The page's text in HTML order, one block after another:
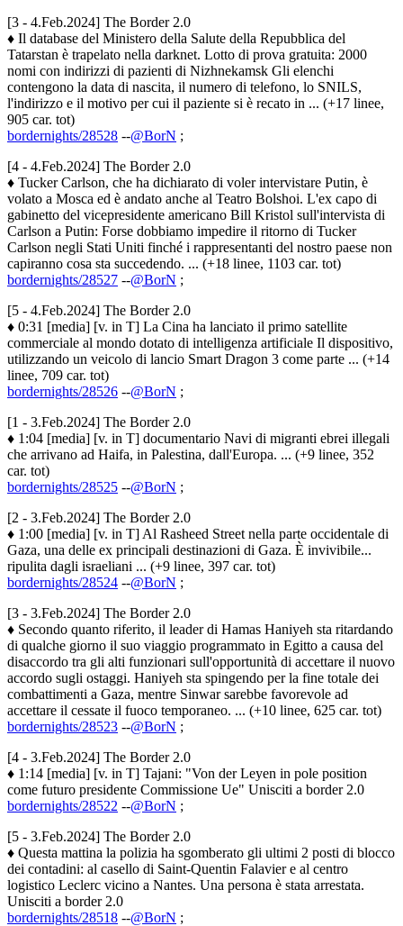
[3 - 4.Feb.2024] The Border 2.0
♦ Il database del Ministero della Salute della Repubblica del
Tatarstan è trapelato nella darknet. Lotto di prova gratuita: 2000
nomi con indirizzi di pazienti di Nizhnekamsk Gli elenchi
contengono la data di nascita, il numero di telefono, lo SNILS,
l'indirizzo e il motivo per cui il paziente si è recato in ... (+17 linee,
905 car. tot)
bordernights/28528 --@BorN ;
[4 - 4.Feb.2024] The Border 2.0
♦ Tucker Carlson, che ha dichiarato di voler intervistare Putin, è
volato a Mosca ed è andato anche al Teatro Bolshoi. L'ex capo di
gabinetto del vicepresidente americano Bill Kristol sull'intervista di
Carlson a Putin: Forse dobbiamo impedire il ritorno di Tucker
Carlson negli Stati Uniti finché i rappresentanti del nostro paese non
capiranno cosa sta succedendo. ... (+18 linee, 1103 car. tot)
bordernights/28527 --@BorN ;
[5 - 4.Feb.2024] The Border 2.0
♦ 0:31 [media] [v. in T] La Cina ha lanciato il primo satellite
commerciale al mondo dotato di intelligenza artificiale Il dispositivo,
utilizzando un veicolo di lancio Smart Dragon 3 come parte ... (+14
linee, 709 car. tot)
bordernights/28526 --@BorN ;
[1 - 3.Feb.2024] The Border 2.0
♦ 1:04 [media] [v. in T] documentario Navi di migranti ebrei illegali
che arrivano ad Haifa, in Palestina, dall'Europa. ... (+9 linee, 352
car. tot)
bordernights/28525 --@BorN ;
[2 - 3.Feb.2024] The Border 2.0
♦ 1:00 [media] [v. in T] Al Rasheed Street nella parte occidentale di
Gaza, una delle ex principali destinazioni di Gaza. È invivibile...
ripulita dagli israeliani ... (+9 linee, 397 car. tot)
bordernights/28524 --@BorN ;
[3 - 3.Feb.2024] The Border 2.0
♦ Secondo quanto riferito, il leader di Hamas Haniyeh sta ritardando
di qualche giorno il suo viaggio programmato in Egitto a causa del
disaccordo tra gli alti funzionari sull'opportunità di accettare il nuovo
accordo sugli ostaggi. Haniyeh sta spingendo per la fine totale dei
combattimenti a Gaza, mentre Sinwar sarebbe favorevole ad
accettare il cessate il fuoco temporaneo. ... (+10 linee, 625 car. tot)
bordernights/28523 --@BorN ;
[4 - 3.Feb.2024] The Border 2.0
♦ 1:14 [media] [v. in T] Tajani: "Von der Leyen in pole position
come futuro presidente Commissione Ue" Unisciti a border 2.0
bordernights/28522 --@BorN ;
[5 - 3.Feb.2024] The Border 2.0
♦ Questa mattina la polizia ha sgomberato gli ultimi 2 posti di blocco
dei contadini: al casello di Saint-Quentin Falavier e al centro
logistico Leclerc vicino a Nantes. Una persona è stata arrestata.
Unisciti a border 2.0
bordernights/28518 --@BorN ;